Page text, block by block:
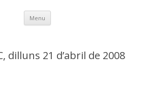
Menu Skip
content
dilluns 21 d’abril de 2008